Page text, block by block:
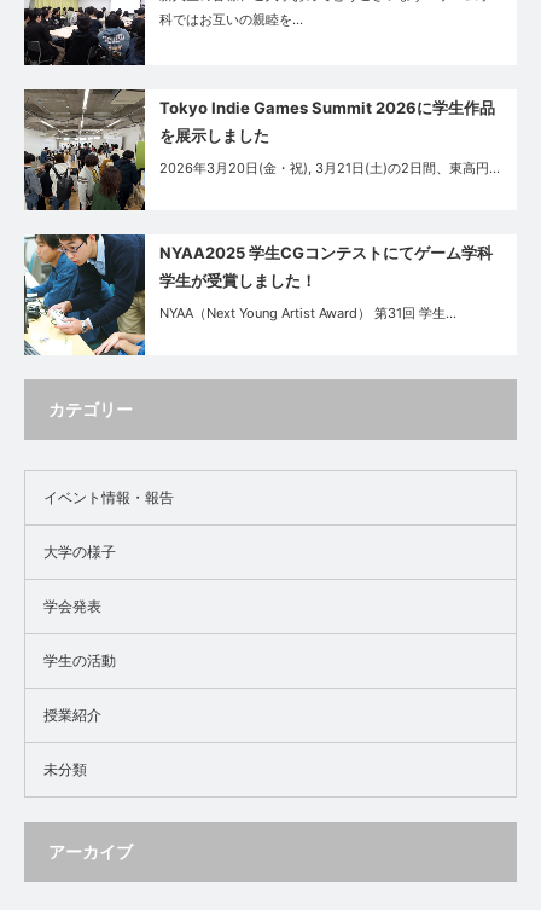
科ではお互いの親睦を…
Tokyo Indie Games Summit 2026に学生作品
を展示しました
2026年3月20日(金・祝), 3月21日(土)の2日間、東高円…
NYAA2025 学生CGコンテストにてゲーム学科
学生が受賞しました！
NYAA（Next Young Artist Award） 第31回 学生…
カテゴリー
イベント情報・報告
大学の様子
学会発表
学生の活動
授業紹介
未分類
アーカイブ